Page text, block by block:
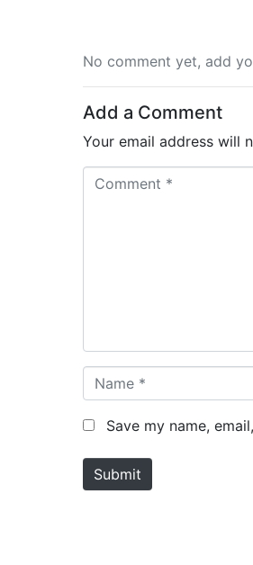
No comment yet, add
Add a Comment
Your email address will
a
m
*
Save my name,
Submit